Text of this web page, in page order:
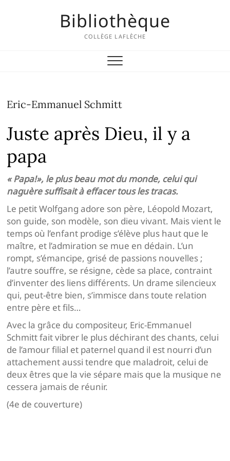
Bibliothèque
COLLÈGE LAFLÈCHE
Eric-Emmanuel Schmitt
Juste après Dieu, il y a
papa
« Papa!», le plus beau mot du monde, celui qui
naguère suffisait à effacer tous les tracas.
Le petit Wolfgang adore son père, Léopold Mozart,
son guide, son modèle, son dieu vivant. Mais vient le
temps où l’enfant prodige s’élève plus haut que le
maître, et l’admiration se mue en dédain. L’un
rompt, s’émancipe, grisé de passions nouvelles ;
l’autre souffre, se résigne, cède sa place, contraint
d’inventer des liens différents. Un drame silencieux
qui, peut-être bien, s’immisce dans toute relation
entre père et fils…
Avec la grâce du compositeur, Eric-Emmanuel
Schmitt fait vibrer le plus déchirant des chants, celui
de l’amour filial et paternel quand il est nourri d’un
attachement aussi tendre que maladroit, celui de
deux êtres que la vie sépare mais que la musique ne
cessera jamais de réunir.
(4e de couverture)